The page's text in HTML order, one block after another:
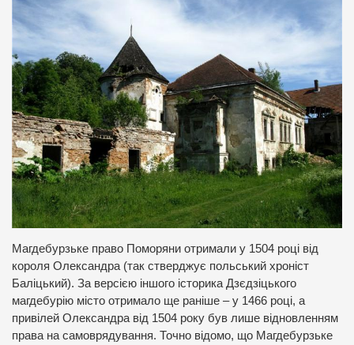
Магдебурзьке право Поморяни отримали у 1504 році від
короля Олександра (так стверджує польський хроніст
Баліцький). За версією іншого історика Дзєдзіцького
магдебурію місто отримало ще раніше – у 1466 році, а
привілей Олександра від 1504 року був лише відновленням
права на самоврядування. Точно відомо, що Магдебурзьке